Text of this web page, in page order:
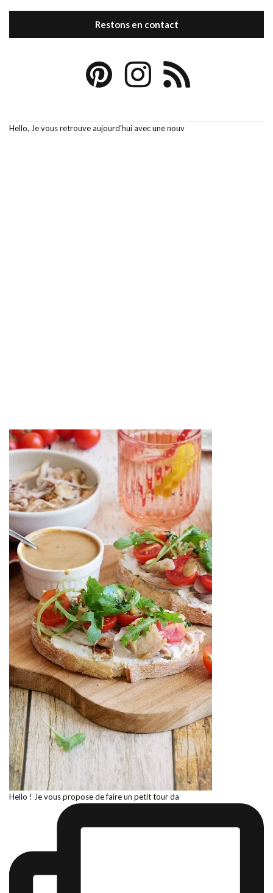
Restons en contact
Hello, Je vous retrouve aujourd’hui avec une nouv
Hello ! Je vous propose de faire un petit tour da